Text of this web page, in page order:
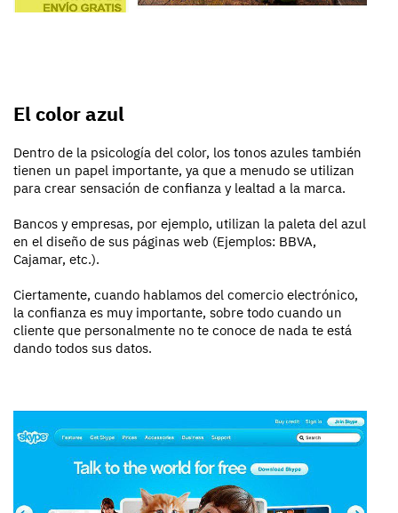
El color azul
Dentro de la psicología del color, los tonos azules también
tienen un papel importante, ya que a menudo se utilizan
para crear sensación de confianza y lealtad a la marca.
Bancos y empresas, por ejemplo, utilizan la paleta del azul
en el diseño de sus páginas web (Ejemplos: BBVA,
Cajamar, etc.).
Ciertamente, cuando hablamos del comercio electrónico,
la confianza es muy importante, sobre todo cuando un
cliente que personalmente no te conoce de nada te está
dando todos sus datos.